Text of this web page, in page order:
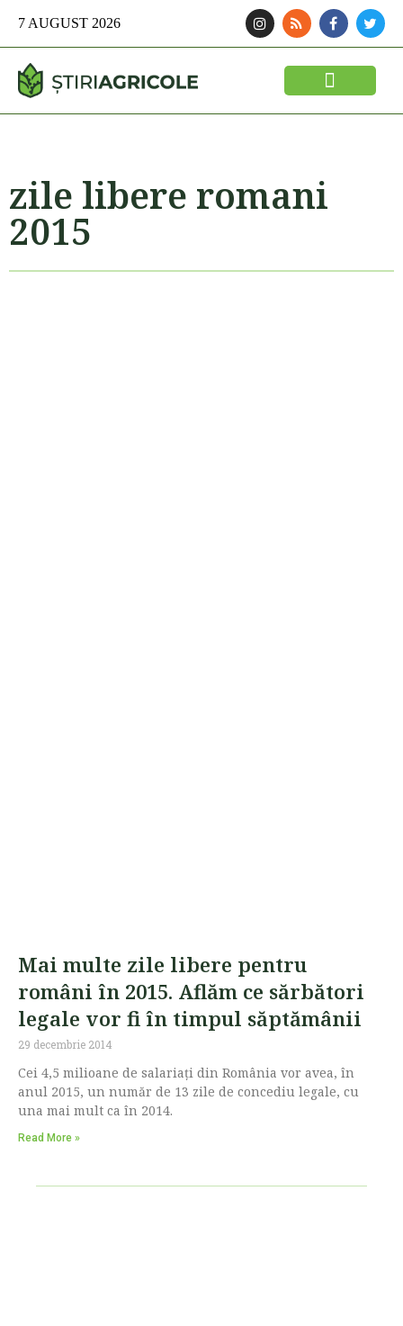
7 AUGUST 2026
zile libere romani
2015
Mai multe zile libere pentru
români în 2015. Aflăm ce sărbători
legale vor fi în timpul săptămânii
29 decembrie 2014
Cei 4,5 milioane de salariaţi din România vor avea, în
anul 2015, un număr de 13 zile de concediu legale, cu
una mai mult ca în 2014.
Read More »